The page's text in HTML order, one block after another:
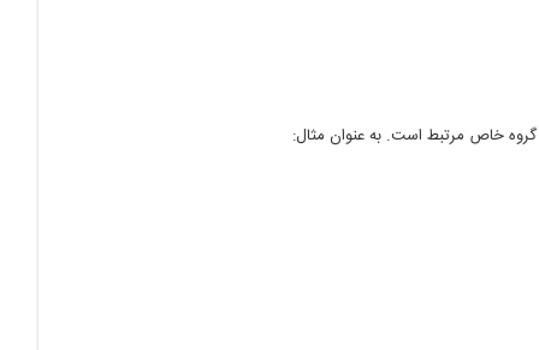
خاص مرتبط است. به عنوان مثال: